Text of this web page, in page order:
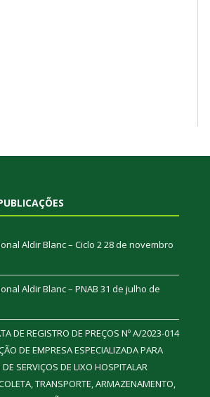
Aldir Blanc – Ciclo 228 de novembro
Aldir Blanc – PNAB 31 de julho de
DE REGISTRO DE PREÇOS Nº A/2023-014
DE EMPRESA ESPECIALIZADA PARA
SERVIÇOS DE LIXO HOSPITALAR
TRANSPORTE, ARMAZENAMENTO,